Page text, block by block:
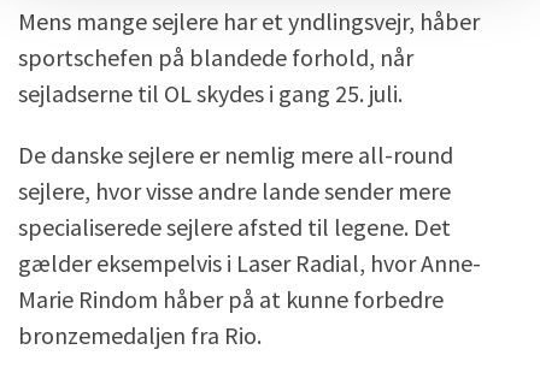
Mens mange sejlere har et yndlingsvejr, håber
sportschefen på blandede forhold, når
sejladserne til OL skydes i gang 25. juli.
De danske sejlere er nemlig mere all-round
sejlere, hvor visse andre lande sender mere
specialiserede sejlere afsted til legene. Det
gælder eksempelvis i Laser Radial, hvor Anne-
Marie Rindom håber på at kunne forbedre
bronzemedaljen fra Rio.